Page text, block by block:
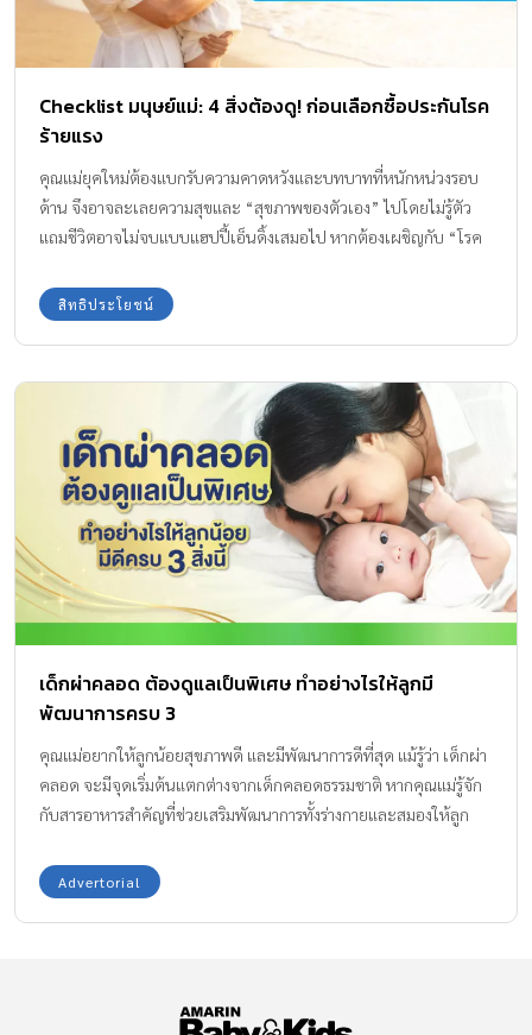
Checklist มนุษย์แม่: 4 สิ่งต้องดู! ก่อนเลือกซื้อประกันโรค
ร้ายแรง
คุณแม่ยุคใหม่ต้องแบกรับความคาดหวังและบทบาทที่หนักหน่วงรอบ
ด้าน จึงอาจละเลยความสุขและ “สุขภาพของตัวเอง” ไปโดยไม่รู้ตัว
แถมชีวิตอาจไม่จบแบบแฮปปี้เอ็นดิ้งเสมอไป หากต้องเผชิญกับ “โรค
กระเทือนเงินออมของลูก บีแอลเอ ลองไลฟ์แคร์ แผนคุ้มครองที่ตอบ
โจทย์ยืดหยุ่นของครอบครัว ปกป้องสุขภาพแม่ และคุ้มครองความฝัน
เนื่องและใช้เวลานาน ประกันโรคร้ายแรงจึงกลายเป็น “ไฟต์บังคับ” ที่
คุณแม่ต้องมีติดตัวไว้ แต่จะเลือกอย่างไรให้คุ้มค่า มาเช็กไปพร้อมกัน
กับ 4 สิ่งสำคัญที่ต้องดู ก่อนตัดสินใจซื้อ เพื่อให้ได้ประกันที่เป็นตัวช่วย
ดูแลครอบครัวได้อย่างแท้จริง 4 Checklist คัดเลือกประกันโรคร้ายแรง
ฉบับมนุษย์แม่มือโปร Checklist ที่ 1: ต้องคุ้มครองโรคที่กระทบต่อการ
ดำเนินชีวิตในระยะยาว ประกันโรคร้ายแรงที่ดีต้องเน้นให้ความ
คุ้มครองกลุ่มโรคที่หากเกิดขึ้นแล้ว จะบั่นทอนความสามารถในการ
ทำงานของคุณแม่ หรือเป็นโรคที่ต้องการการดูแลต่อเนื่องยาวนานจน
กระทบต่อรายได้ของครอบครัว เช่น สมองเสื่อม (อัลไซเมอร์) หรือ
อัมพฤกษ์ อัมพาต (โรคหลอดเลือดสมอง) Checklist ที่ 2: มีแผนความ
คุ้มครองให้เลือกให้เหมาะกับทุกช่วงของชีวิต ครอบครัวในแต่ละช่วงมี
ภาระทางการเงินและเป้าหมายไม่เหมือนกัน เช่น แม่ที่มีลูกวัยเรียนย่อม
มีความกังวลต่างจากแม่ที่ลูกโตแล้ว แผนประกันโรคร้ายแรงที่ดีจึงต้องมี
ความยืดหยุ่นสูง มีทางเลือกที่เปิดโอกาสให้คุณแม่เลือกระยะเวลาความ
คุ้มครองและรูปแบบผลประโยชน์ให้สอดคล้องกับความต้องการของตัว
เองได้ Checklist ที่ 3: ต้องมีระบบช่วยเหลือที่ไม่ซ้ำเติมกันในยามเจ็บ
ป่วย ในวันที่ตรวจเจอโรคร้ายแรง สิ่งที่แย่ที่สุดคือการที่คุณแม่ต้องควัก
เงินเก็บออกมารักษาตัว […]
สิทธิประโยชน์
เด็กผ่าคลอด ต้องดูแลเป็นพิเศษ ทำอย่างไรให้ลูกมี
พัฒนาการครบ 3
คุณแม่อยากให้ลูกน้อยสุขภาพดี และมีพัฒนาการดีที่สุด แม้รู้ว่า เด็กผ่า
คลอด จะมีจุดเริ่มต้นแตกต่างจากเด็กคลอดธรรมชาติ หากคุณแม่รู้จัก
กับสารอาหารสำคัญที่ช่วยเสริมพัฒนาการทั้งร่างกายและสมองให้ลูก
สุขภาพไม่แข็งแรงเท่ากับเด็กคลอดธรรมชาติ เพราะในกระบวนการผ่า
คลอด ลูกจะไม่ได้รับจุลินทรีย์ชนิดดี (Gut-Microbiome) ผ่านช่อง
หายใจ เพราะทารกไม่ได้ผ่านการรีดของเหลวออกจากปอดเหมือนกับ
Advertorial